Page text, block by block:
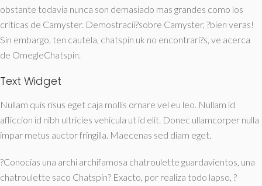
obstante todavia nunca son demasiado mas grandes como los
criticas de Camyster. Demostracii?sobre Camyster, ?bien veras!
Sin embargo, ten cautela, chatspin uk no encontrari?s, ve acerca
de OmegleChatspin.
Text Widget
Nullam quis risus eget caja mollis ornare vel eu leo. Nullam id
afliccion id nibh ultricies vehicula ut id elit. Donec ullamcorper nulla
impar metus auctor fringilla. Maecenas sed diam eget.
?Conocias una archi archifamosa chatroulette guardavientos, una
chatroulette saco Chatspin? Exacto, por realiza todo lapso, ?